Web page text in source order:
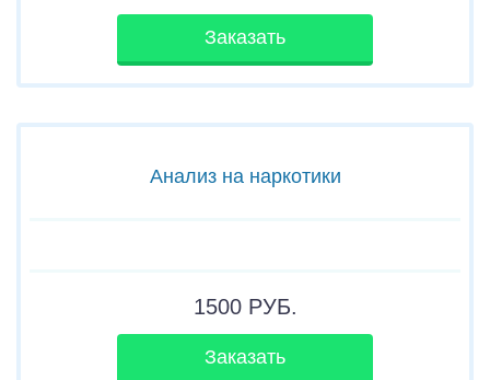
Заказать
Анализ на наркотики
1500РУБ.
Заказать